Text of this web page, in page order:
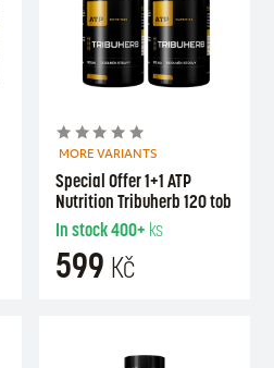
MORE VARIANTS
Special Offer 1+1 ATP
Nutrition Tribuherb 120 tob
In stock400+ ks
599 Kč